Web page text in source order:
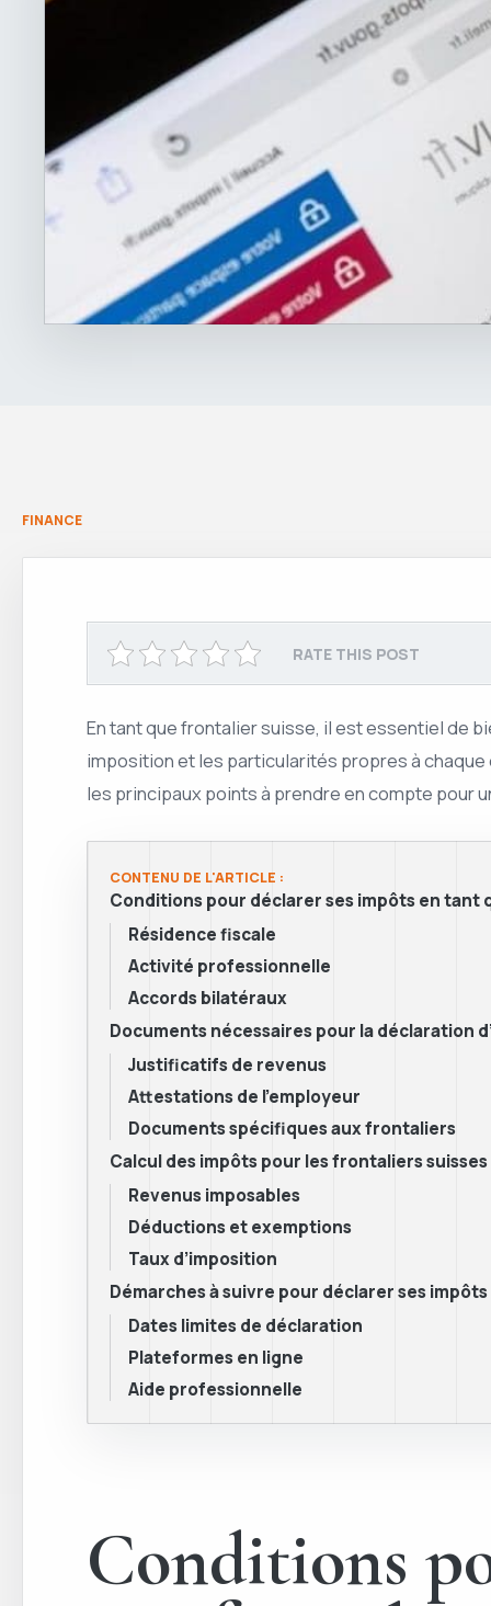
FINANCE
RATE THIS POST
En tant que frontalier suisse, il est essentiel de
imposition et les particularités propres à
les principaux points à prendre en compte pour
CONTENU DE L'ARTICLE :
Conditions pour déclarer ses impôts en tant
Résidence fiscale
Activité professionnelle
Accords bilatéraux
Documents nécessaires pour la déclaration
Justificatifs de revenus
Attestations de l’employeur
Documents spécifiques aux frontaliers
Calcul des impôts pour les frontaliers suisses
Revenus imposables
Déductions et exemptions
Taux d’imposition
Démarches à suivre pour déclarer ses impôts
Dates limites de déclaration
Plateformes en ligne
Aide professionnelle
Conditions